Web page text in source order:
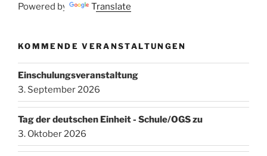
Powered by Translate
KOMMENDE VERANSTALTUNGEN
Einschulungsveranstaltung
3. September 2026
Tag der deutschen Einheit - Schule/OGS zu
3. Oktober 2026